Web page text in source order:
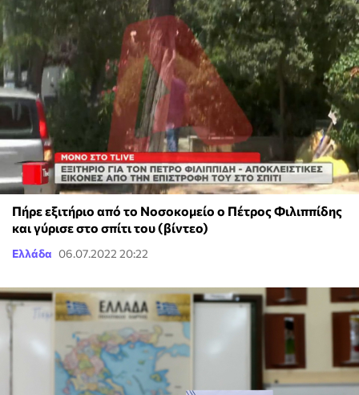
Πήρε εξιτήριο από το Νοσοκομείο ο Πέτρος Φιλιππίδης
και γύρισε στο σπίτι του (βίντεο)
Ελλάδα 06.07.2022 20:22